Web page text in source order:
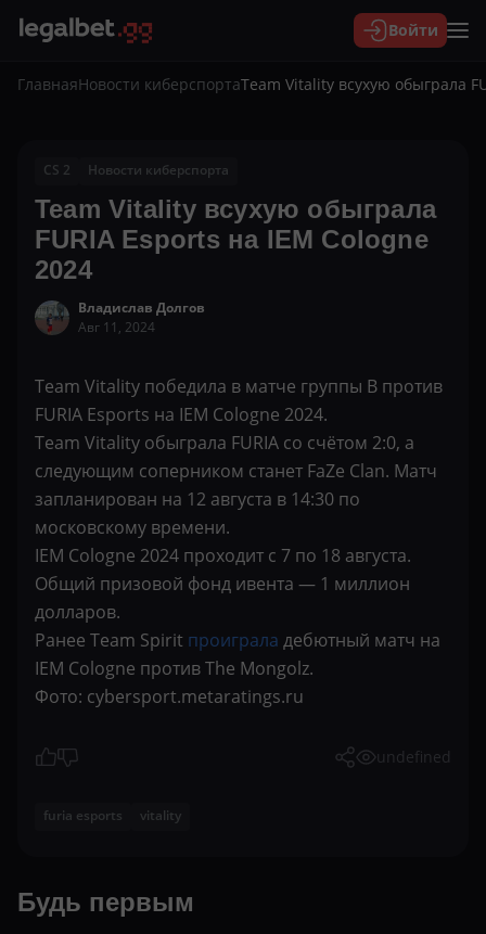
Войти
ГлавнаяНовости киберспортаTeam Vitality всухую обыграла
CS 2 Новости киберспорта
Team Vitality всухую обыграла
FURIA Esports на IEM Cologne
2024
Владислав Долгов
Авг 11, 2024
Team Vitality победила в матче группы B против
FURIA Esports на IEM Cologne 2024.
Team Vitality обыграла FURIA со счётом 2:0, а
следующим соперником станет FaZe Clan. Матч
запланирован на 12 августа в 14:30 по
московскому времени.
IEM Cologne 2024 проходит с 7 по 18 августа.
Общий призовой фонд ивента — 1 миллион
долларов.
Ранее Team Spirit проиграла дебютный матч на
IEM Cologne против The Mongolz.
Фото: cybersport.metaratings.ru
undefined
furia esports vitality
Будь первым